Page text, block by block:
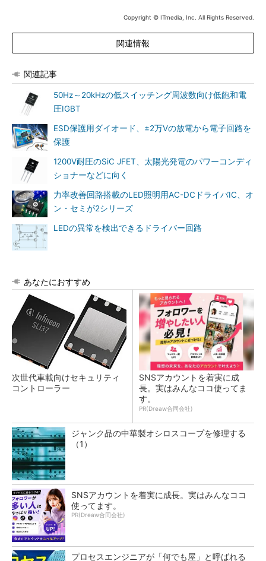
Copyright © ITmedia, Inc. All Rights Reserved.
関連情報
関連記事
50Hz～20kHzの低スイッチング周波数向け低飽和電
圧IGBT
ESD保護用ダイオード、±2万Vの放電から電子回路を
保護
1200V耐圧のSiC JFET、太陽光発電のパワーコンディ
ショナーなどに向く
力率改善回路搭載のLED照明用AC-DCドライバIC、オ
ン・セミが2シリーズ
LEDの異常を検出できるドライバー回路
あなたにおすすめ
次世代車載向けセキュリティ
コントローラー
SNSアカウントを着実に成
長。実はみんなココ使ってま
す。
PR(Dreaw合同会社)
ジャンク品の中華製オシロスコープを修理する
（1）
SNSアカウントを着実に成長。実はみんなココ
使ってます。
PR(Dreaw合同会社)
プロセスエンジニアが「何でも屋」と呼ばれる